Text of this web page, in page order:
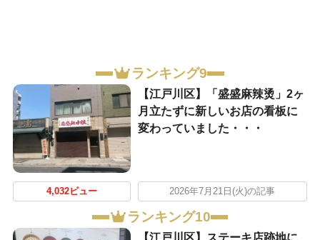
ランキング9
【江戸川区】「盛盛麻辣烫」2ヶ
月立たずに新しいお店の看板に
変わっていました・・・
4,032ビュー 2026年7月21日(火)の記事
ランキング10